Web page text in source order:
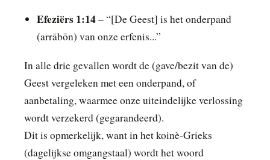
Efeziërs 1:14– “[De Geest] is het onderpand
(arrābōn) van onze erfenis...”
In alle drie gevallen wordt de (gave/bezit van de)
Geest vergeleken met een onderpand, of
aanbetaling, waarmee onze uiteindelijke verlossing
wordt verzekerd (gegarandeerd).
Dit is opmerkelijk, want in het koinè-Grieks
(dagelijkse omgangstaal) wordt het woord